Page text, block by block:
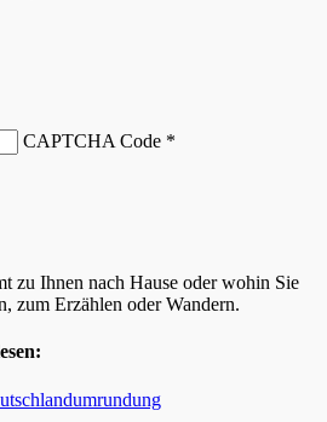
CAPTCHA Code *
zu Ihnen nach Hause oder wohin Sie
zum Erzählen oder Wandern.